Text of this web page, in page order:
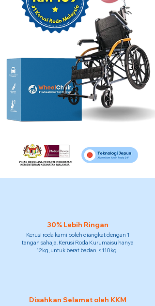
30% Lebih Ringan
Kerusi roda kami boleh diangkat dengan 1
tangan sahaja. Kerusi Roda Kurumaisu hanya
12kg, untuk berat badan <110kg.
Disahkan Selamat oleh KKM